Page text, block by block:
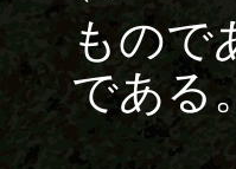
もので
である。